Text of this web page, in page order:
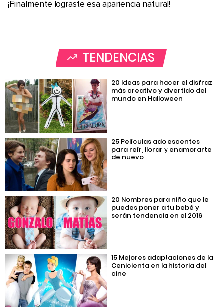
¡Finalmente lograste esa apariencia natural!
TENDENCIAS
20 Ideas para hacer el disfraz
más creativo y divertido del
mundo en Halloween
25 Películas adolescentes
para reír, llorar y enamorarte
de nuevo
20 Nombres para niño que le
puedes poner a tu bebé y
serán tendencia en el 2016
15 Mejores adaptaciones de la
Cenicienta en la historia del
cine